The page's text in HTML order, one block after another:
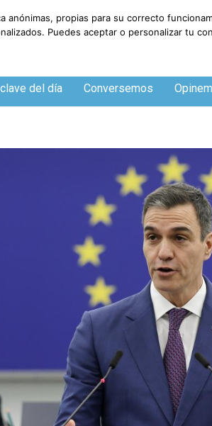
2026
del día Conversemos
anónimas, propias para su correcto
Puedes aceptar o personalizar tu